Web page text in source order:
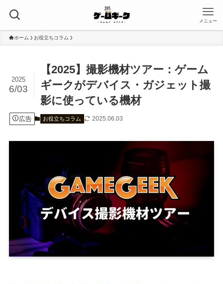
メニュー
ホーム お役立ちコラム
【2025】撮影機材ツアー：ゲーム
ギークがデバイス・ガジェット撮
影に使っている機材
2025
6/03
広告 お役立ちコラム 2025.06.03